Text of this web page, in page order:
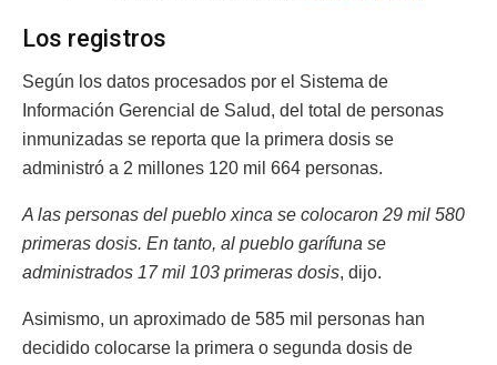
Los registros
Según los datos procesados por el Sistema de
Información Gerencial de Salud, del total de personas
inmunizadas se reporta que la primera dosis se
administró a 2 millones 120 mil 664 personas.
A las personas del pueblo xinca se colocaron 29 mil 580
primeras dosis. En tanto, al pueblo garífuna se
administrados 17 mil 103 primeras dosis, dijo.
Asimismo, un aproximado de 585 mil personas han
decidido colocarse la primera o segunda dosis de